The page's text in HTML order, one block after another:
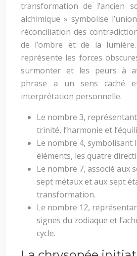
transformation de l’ancien
alchimique » symbolise
réconciliation des
de l’ombre et de la
représente les forces
surmonter et les peurs à
phrase a un sens caché
interprétation personnelle.
Le nombre 3,
trinité, l’harmonie et
Le nombre 4, symbolisant
éléments, les quatre
Le nombre 7, associé aux
sept métaux et aux sept
transformation.
Le nombre 12,
signes du zodiaque et
cycle.